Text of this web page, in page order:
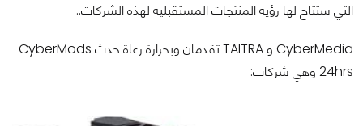
التي ستتاح لها رؤية المنتجات المستقبلية لهذه الشركات..
CyberMedia و TAITRA تقدمان وبحرارة رعاة حدث CyberMods
24hrs وهي شركات: